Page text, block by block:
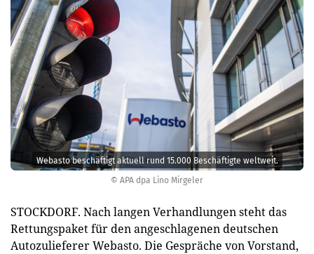
© APA dpa Lino Mirgeler
Webasto beschäftigt aktuell rund 15.000 Beschäftigte weltweit.
STOCKDORF. Nach langen Verhandlungen steht das
Rettungspaket für den angeschlagenen deutschen
Autozulieferer Webasto. Die Gespräche von Vorstand,